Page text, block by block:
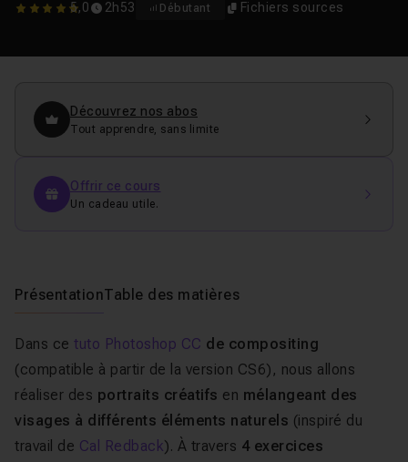
5 5,0 2h53 Débutant Fichiers sources
Découvrez nos abos
Tout apprendre, sans limite
Offrir ce cours
Un cadeau utile.
PrésentationTable des matières
Dans ce tuto Photoshop CC de compositing
(compatible à partir de la version CS6), nous allons
réaliser des portraits créatifs en mélangeant des
visages à différents éléments naturels (inspiré du
travail de Cal Redback). À travers 4 exercices